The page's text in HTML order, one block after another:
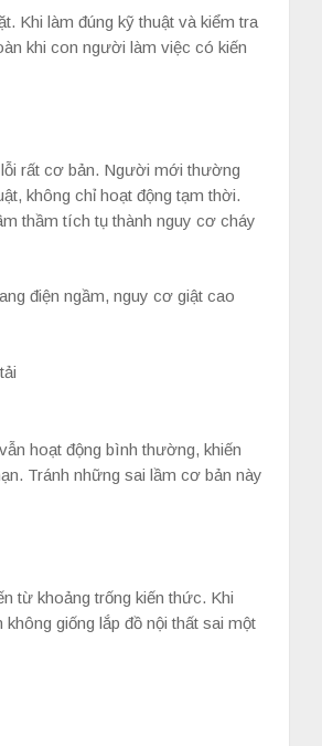
Khi làm đúng kỹ thuật và kiểm tra
khi con người làm việc có kiến
rất cơ bản. Người mới thường
không chỉ hoạt động tạm thời.
thầm tích tụ thành nguy cơ cháy
điện ngầm, nguy cơ giật cao
hoạt động bình thường, khiến
Tránh những sai lầm cơ bản này
từ khoảng trống kiến thức. Khi
giống lắp đồ nội thất sai một